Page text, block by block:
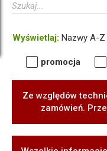
Wyświetlaj: Nazwy A-Z
promocja
Ze względów
zamówień.